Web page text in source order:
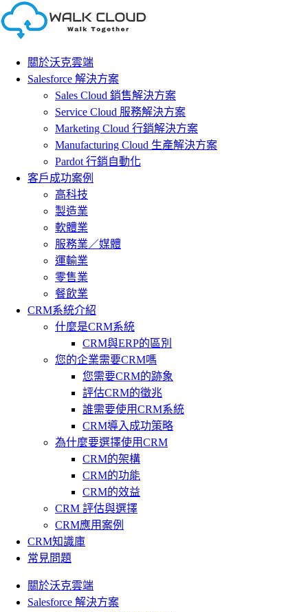
Skip
to
content
關於沃克雲端
Salesforce 解決方案
Sales Cloud 銷售解決方案
Service Cloud 服務解決方案
Marketing Cloud 行銷解決方案
Manufacturing Cloud 生產解決方案
Pardot 行銷自動化
客戶成功案例
高科技
製造業
軟體業
服務業／媒體
運輸業
零售業
餐飲業
CRM系統介紹
什麼是CRM系統
CRM與ERP的區別
您的企業需要CRM嗎
您需要CRM的跡象
評估CRM的徵兆
誰需要使用CRM系統
CRM導入成功策略
為什麼要選擇使用CRM
CRM的架構
CRM的功能
CRM的效益
CRM 評估與選擇
CRM應用案例
CRM知識庫
常見問題
關於沃克雲端
Salesforce 解決方案